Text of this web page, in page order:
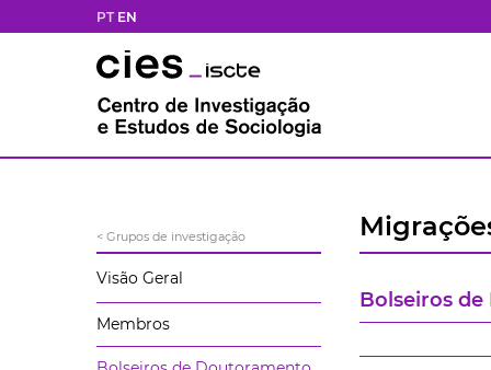
PT EN
< Grupos de investigação
Visão Geral
Membros
Bolseiros